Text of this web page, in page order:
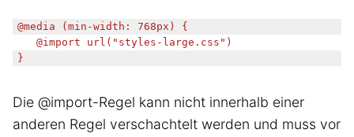
@media (min-width: 768px) {
}
Die @import-Regel kann nicht innerhalb einer
anderen Regel verschachtelt werden und muss vor